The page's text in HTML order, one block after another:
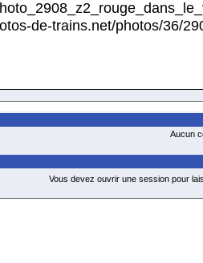
Aucun
Vous devez ouvrir une session pour